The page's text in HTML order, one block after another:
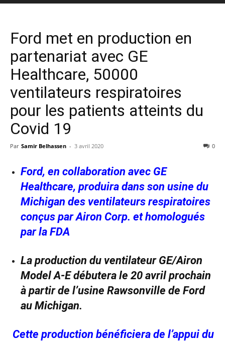
Ford met en production en
partenariat avec GE
Healthcare, 50000
ventilateurs respiratoires
pour les patients atteints du
Covid 19
Par Samir Belhassen - 3 avril 2020 0
Ford, en collaboration avec GE
Healthcare, produira dans son usine du
Michigan des ventilateurs respiratoires
conçus par Airon Corp. et homologués
par la FDA
La production du ventilateur GE/Airon
Model A-E débutera le 20 avril prochain
à partir de l’usine Rawsonville de Ford
au Michigan.
Cette production bénéficiera de l’appui du